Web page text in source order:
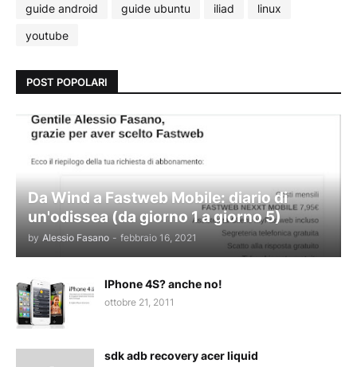
guide android
guide ubuntu iliad
linux
youtube
POST POPOLARI
Da Wind a Fastweb Mobile: diario di
un'odissea (da giorno 1 a giorno 5)
by Alessio Fasano - febbraio 16, 2021
IPhone 4S? anche no!
ottobre 21, 2011
sdk adb recovery acer liquid